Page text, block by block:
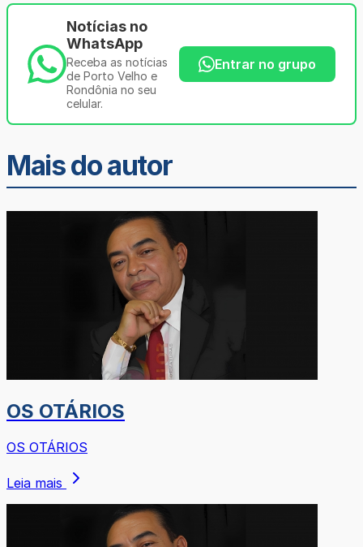
Notícias no
WhatsApp
Receba as notícias
de Porto Velho e
Rondônia no seu
celular.
Entrar no grupo
Mais do autor
OS OTÁRIOS
OS OTÁRIOS
Leia mais